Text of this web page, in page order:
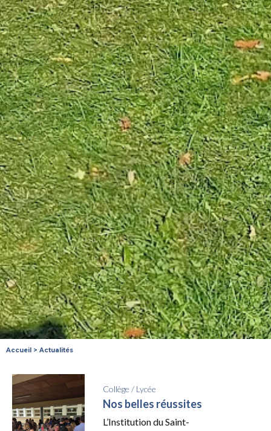
Accueil > Actualités
Collège / Lycée
Nos belles réussites
L’Institution du Saint-